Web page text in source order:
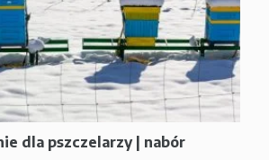
dla pszczelarzy | nabór